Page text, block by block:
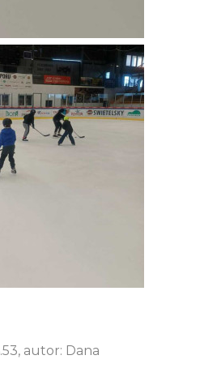
autor: Dana